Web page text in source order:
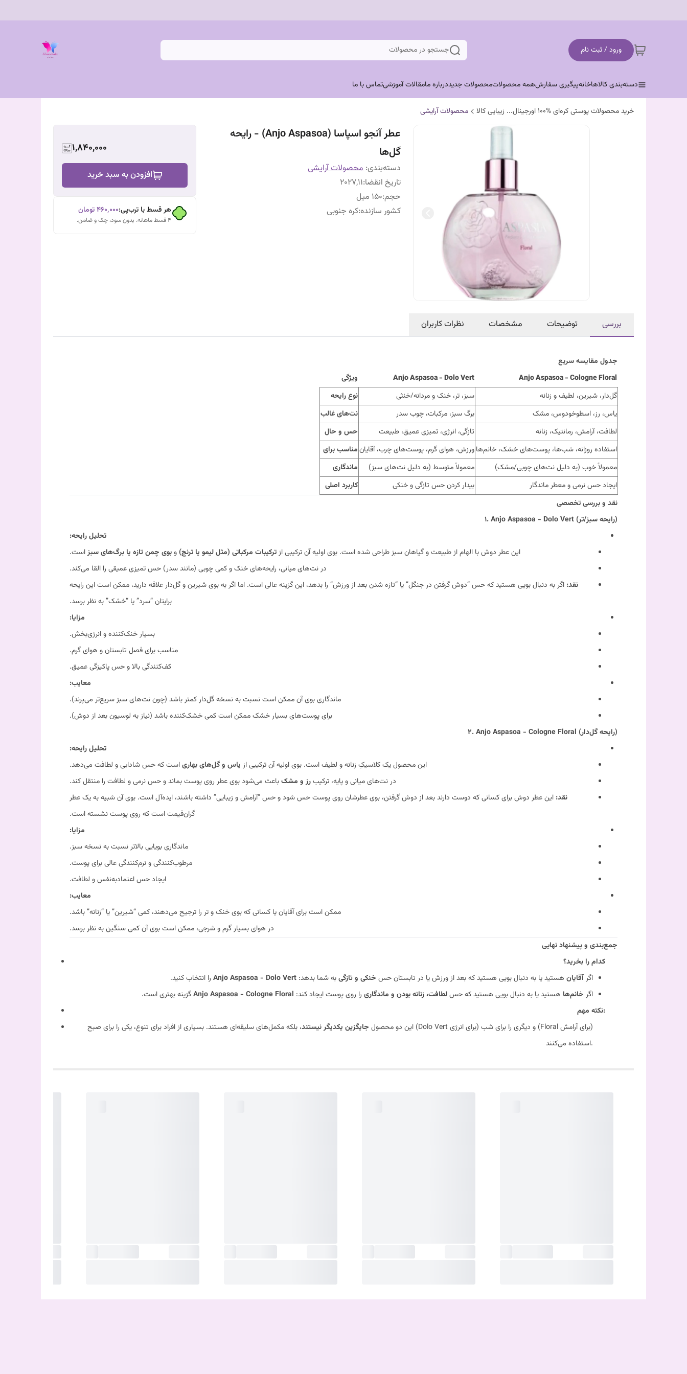
ورود / ثبت نام جستجو در محصولات
دسته‌بندی کالاهاخانهپیگیری سفارشهمه محصولاتمحصولات جدیددرباره مامقالات آموزشیتماس با ما
خرید محصولات پوستی کره‌ای %100 اورجینال... زیبایی کالا محصولات آرایشی
عطر آنجو اسپاسا (Anjo Aspasoa) - رایحه
گل‌ها
دسته‌بندی:محصولات آرایشی
تاریخ انقضا:
2027,11
حجم:150 میل
کشور سازنده:کره جنوبی
1,840,000
افزودن به سبد خرید
هر قسط با ترب‌پی:۴۶۰٬۰۰۰تومان
۴ قسط ماهانه. بدون سود، چک و ضامن.
بررسی توضیحات مشخصات نظرات کاربران
جدول مقایسه سریع
ویژگی
Anjo Aspasoa - Dolo Vert
Anjo Aspasoa - Cologne Floral
نوع رایحه
سبز، تر، خنک و مردانه/خنثی
گل‌دار، شیرین، لطیف و زنانه
نت‌های غالب
برگ سبز، مرکبات، چوب سدر
یاس، رز، اسطوخودوس، مشک
حس و حال
تازگی، انرژی، تمیزی عمیق، طبیعت
لطافت، آرامش، رمانتیک، زنانه
مناسب برایورزش، هوای گرم، پوست‌های چرب، آقایاناستفاده روزانه، شب‌ها، پوست‌های خشک، خانم‌ها
ماندگاری
معمولاً متوسط (به دلیل نت‌های سبز)
معمولاً خوب (به دلیل نت‌های چوبی/مشک)
کاربرد اصلی
بیدار کردن حس تازگی و خنکی
ایجاد حس نرمی و معطر ماندگار
نقد و بررسی تخصصی
۱. Anjo Aspasoa - Dolo Vert (رایحه سبز/تر)
تحلیل رایحه:
این عطر دوش با الهام از طبیعت و گیاهان سبز طراحی شده است. بوی اولیه آن ترکیبی ازترکیبات مرکباتی (مثل لیمو یا ترنج) وبوی چمن تازه یا برگ‌های سبزاست.
در نت‌های میانی، رایحه‌های خنک و کمی چوبی (مانند سدر) حس تمیزی عمیقی را القا می‌کند.
نقد: اگر به دنبال بویی هستید که حس “دوش گرفتن در جنگل” یا “تازه شدن بعد از ورزش” را بدهد، این گزینه عالی است. اما اگر به بوی شیرین و گل‌دار علاقه دارید، ممکن است این رایحه
برایتان “سرد” یا “خشک” به نظر برسد.
مزایا:
بسیار خنک‌کننده و انرژی‌بخش.
مناسب برای فصل تابستان و هوای گرم.
کف‌کنندگی بالا و حس پاکیزگی عمیق.
معایب:
ماندگاری بوی آن ممکن است نسبت به نسخه گل‌دار کمتر باشد (چون نت‌های سبز سریع‌تر می‌پرند).
برای پوست‌های بسیار خشک ممکن است کمی خشک‌کننده باشد (نیاز به لوسیون بعد از دوش).
۲. Anjo Aspasoa - Cologne Floral (رایحه گل‌دار)
تحلیل رایحه:
این محصول یک کلاسیکِ زنانه و لطیف است. بوی اولیه آن ترکیبی از یاس و گل‌های بهاریاست که حس شادابی و لطافت می‌دهد.
در نت‌های میانی و پایه، ترکیبرز و مشکباعث می‌شود بوی عطر روی پوست بماند و حس نرمی و لطافت را منتقل کند.
نقد: این عطر دوش برای کسانی که دوست دارند بعد از دوش گرفتن، بوی عطرشان روی پوست حس شود و حس “آرامش و زیبایی” داشته باشند، ایده‌آل است. بوی آن شبیه به یک عطر
گران‌قیمت است که روی پوست نشسته است.
مزایا:
ماندگاری بویایی بالاتر نسبت به نسخه سبز.
مرطوب‌کنندگی و نرم‌کنندگی عالی برای پوست.
ایجاد حس اعتماد‌به‌نفس و لطافت.
معایب:
ممکن است برای آقایان یا کسانی که بوی خنک و تر را ترجیح می‌دهند، کمی “شیرین” یا “زنانه” باشد.
در هوای بسیار گرم و شرجی، ممکن است بوی آن کمی سنگین به نظر برسد.
جمع‌بندی و پیشنهاد نهایی
کدام را بخرید؟
اگرآقایان هستید یا به دنبال بویی هستید که بعد از ورزش یا در تابستان حس خنکی و تازگیبه شما بدهد: Anjo Aspasoa - Dolo Vert را انتخاب کنید.
اگر خانم‌ها هستید یا به دنبال بویی هستید که حسلطافت، زنانه بودن و ماندگاری را روی پوست ایجاد کند: Anjo Aspasoa - Cologne Floralگزینه بهتری است.
نکته مهم:
این دو محصول جایگزین یکدیگر نیستند، بلکه مکمل‌های سلیقه‌ای هستند. بسیاری از افراد برای تنوع، یکی را برای صبح (Dolo Vert برای انرژی) و دیگری را برای شب (Floral برای آرامش)
استفاده می‌کنند.